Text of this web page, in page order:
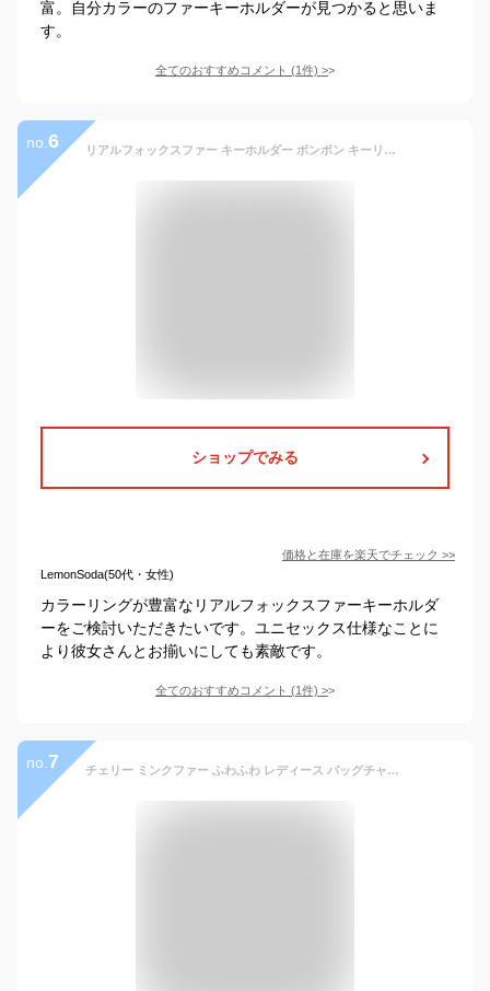
富。自分カラーのファーキーホルダーが見つかると思いま
す。
全てのおすすめコメント (1件) >
no. 6 リアルフォックスファー キーホルダー ボンボン キーリング バッグチャーム キーチェーン メンズ レディース 黒 グレー 青 オレンジ 白 ピンク 男女兼用 アクセサリー おしゃれ かわいい ギフト KH-15-001
ショップでみる
価格と在庫を楽天でチェック >>
LemonSoda(50代・女性)
カラーリングが豊富なリアルフォックスファーキーホルダ
ーをご検討いただきたいです。ユニセックス仕様なことに
より彼女さんとお揃いにしても素敵です。
全てのおすすめコメント (1件) >
no. 7 チェリー ミンクファー ふわふわ レディース バッグチャーム 可愛い さくらんぼ ポンポン キーホルダー